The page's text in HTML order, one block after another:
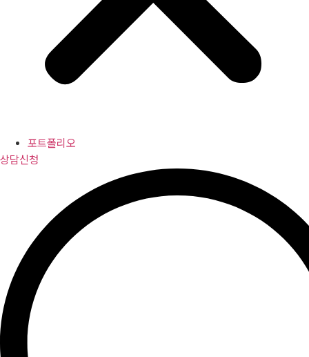
포트폴리오
상담신청